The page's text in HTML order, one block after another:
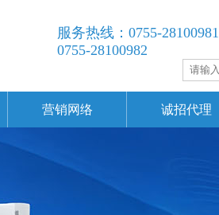
服务热线：0755-28100981
0755-28100982
营销网络 诚招代理